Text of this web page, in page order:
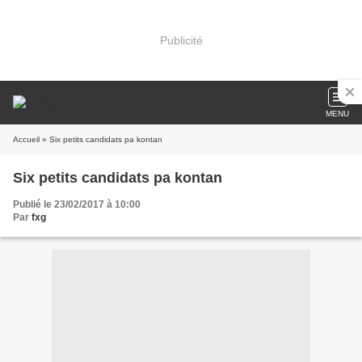
Publicité
MENU
Accueil » Six petits candidats pa kontan
Six petits candidats pa kontan
Publié le 23/02/2017 à 10:00
Par fxg